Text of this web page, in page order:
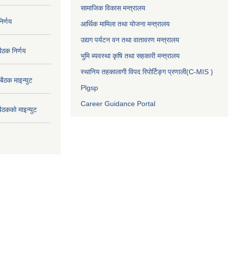
निर्णय
माइन्युट
माइन्युट
सामाजिक विकास मन्त्रालय
आर्थिक मामिला तथा योजना मन्त्रालय
उद्यग पर्यटन वन तथा वातावरण मन्त्रालय
भुमि ब्यवस्था कृषि तथा सहकारी मन्त्रालय
स्थानिय तहकालागी विपद रिपोर्टिङ्ग प्रणाली(C-MIS )
Plgsp
Career Guidance Portal